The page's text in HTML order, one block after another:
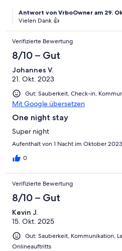
Antwort von VrboOwner am 29.
Vielen Dank 👍
Verifizierte Bewertung
8/10 – Gut
Johannes V.
21. Okt. 2023
Gut: Sauberkeit, Check-in,
Mit Google übersetzen
One night stay
Super night
Aufenthalt von 1 Nacht im Oktober 2023
0
Verifizierte Bewertung
8/10 – Gut
Kevin J.
15. Okt. 2025
Gut: Sauberkeit, Kommunikation,
Onlineauftritts